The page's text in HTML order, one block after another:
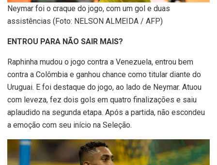
Neymar foi o craque do jogo, com um gol e duas
assistências (Foto: NELSON ALMEIDA / AFP)
ENTROU PARA NÃO SAIR MAIS?
Raphinha mudou o jogo contra a Venezuela, entrou bem
contra a Colômbia e ganhou chance como titular diante do
Uruguai. E foi destaque do jogo, ao lado de Neymar. Atuou
com leveza, fez dois gols em quatro finalizações e saiu
aplaudido na segunda etapa. Após a partida, não escondeu
a emoção com seu início na Seleção.